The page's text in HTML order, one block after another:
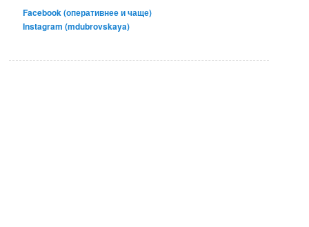
Facebook (оперативнее и чаще)
Instagram (mdubrovskaya)